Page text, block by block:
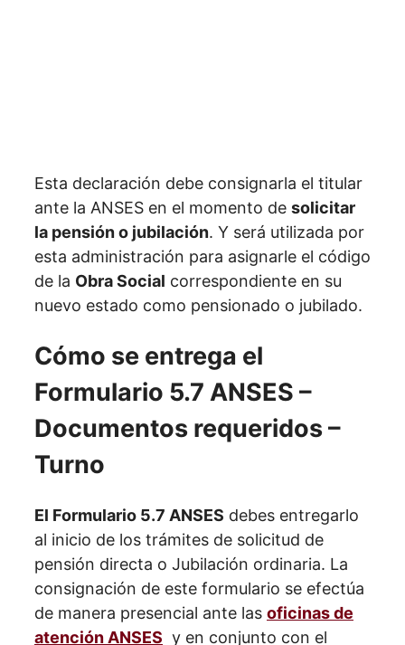
Esta declaración debe consignarla el titular
ante la ANSES en el momento de solicitar
la pensión o jubilación. Y será utilizada por
esta administración para asignarle el código
de la Obra Social correspondiente en su
nuevo estado como pensionado o jubilado.
Cómo se entrega el
Formulario 5.7 ANSES –
Documentos requeridos –
Turno
El Formulario 5.7 ANSES debes entregarlo
al inicio de los trámites de solicitud de
pensión directa o Jubilación ordinaria. La
consignación de este formulario se efectúa
de manera presencial ante las oficinas de
atención ANSES y en conjunto con el